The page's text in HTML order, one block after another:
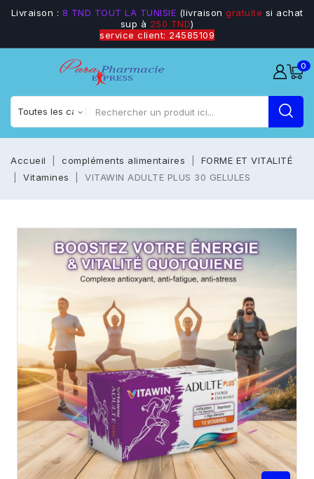
Livraison : 8 TND TOUT LA TUNISIE (livraison gratuite si achat
sup à 250 TND)
service client: 24585109
0
Accueil compléments alimentaires
FORME ET VITALITÉ
Vitamines
VITAWIN ADULTE PLUS 30 GELULES